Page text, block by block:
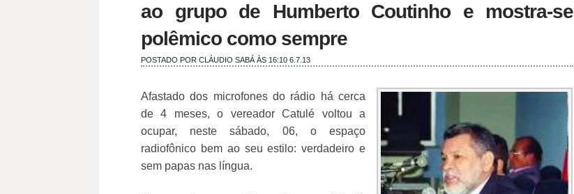
ao grupo de Humberto Coutinho e mostra-se
polêmico como sempre
POSTADO POR CLÁUDIO SABÁ ÀS 16:10 6.7.13
Afastado dos microfones do rádio há cerca
de 4 meses, o vereador Catulé voltou a
ocupar, neste sábado, 06, o espaço
radiofônico bem ao seu estilo: verdadeiro e
sem papas nas língua.